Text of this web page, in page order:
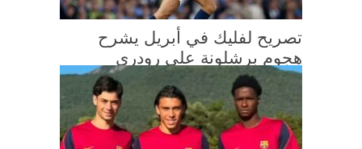
تصريح لفليك في أبريل يشرح
هجوم برشلونة على رودري